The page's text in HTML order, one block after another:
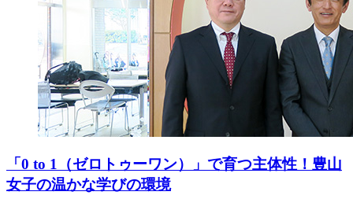
「0 to 1（ゼロトゥーワン）」で育つ主体性！豊山
女子の温かな学びの環境